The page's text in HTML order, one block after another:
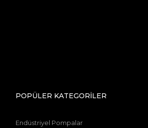
POPÜLER KATEGORİLER
Endüstriyel Pompalar